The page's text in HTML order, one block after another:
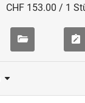
CHF 153.00 / 1